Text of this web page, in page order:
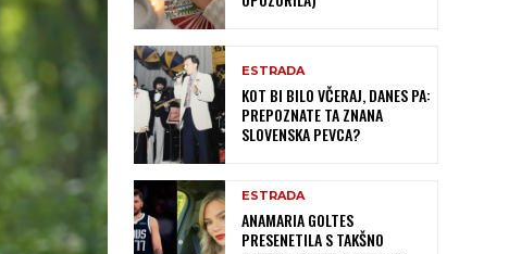
ESTRADA
KOT BI BILO VČERAJ, DANES PA:
PREPOZNATE TA ZNANA
SLOVENSKA PEVCA?
ESTRADA
ANAMARIA GOLTES
PRESENETILA S TAKŠNO